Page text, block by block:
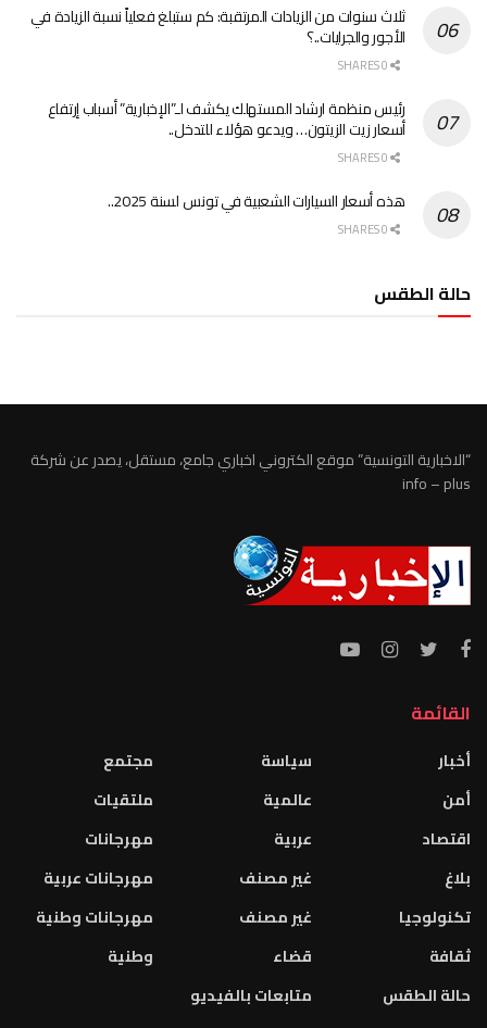
ثلاث سنوات من الزيادات المرتقبة: كم ستبلغ فعلياً نسبة الزيادة في
الأجور والجرايات..؟
رئيس منظمة ارشاد المستهلك يكشف لـ”الإخبارية” أسباب إرتفاع
أسعار زيت الزيتون… ويدعو هؤلاء للتدخل..
هذه أسعار السيارات الشعبية في تونس لسنة 2025..
حالة الطقس
“الاخبارية التونسية” موقع الكتروني اخباري جامع، مستقل، يصدر عن شركة
info – plus
القائمة
أخبار
أمن
اقتصاد
بلاغ
تكنولوجيا
ثقافة
حالة الطقس
سياسة
عالمية
عربية
غير مصنف
غير مصنف
قضاء
متابعات بالفيديو
مجتمع
ملتقيات
مهرجانات
مهرجانات عربية
مهرجانات وطنية
وطنية